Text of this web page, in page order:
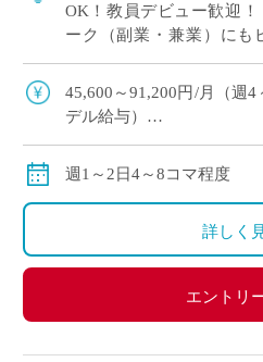
OK！教員デビュー歓迎
ーク（副業・兼業）にも
ソ」のいずれか1科目が
45,600～91,200円/月（週
デル給与）
※ご勤務スタート時期に
週1～2日4～8コマ程度
詳しく
エントリ